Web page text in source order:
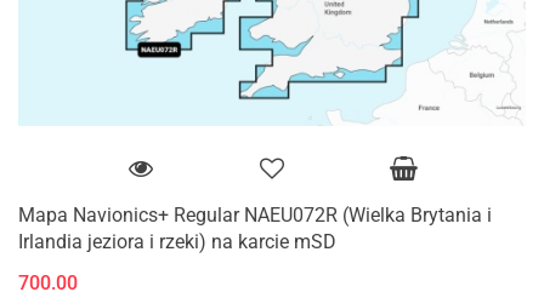
Mapa Navionics+ Regular NAEU072R (Wielka Brytania i
Irlandia jeziora i rzeki) na karcie mSD
700.00